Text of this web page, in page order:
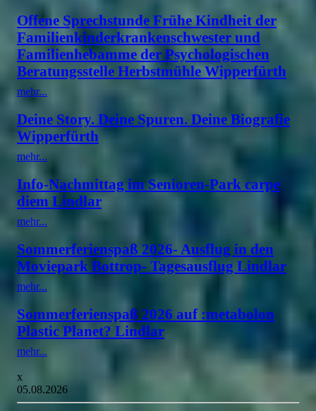
Offene Sprechstunde Frühe Kindheit der
Familienkinderkrankenschwester und
Familienhebamme der Psychologischen
Beratungsstelle Herbstmühle Wipperfürth
mehr...
Deine Story. Deine Spuren. Deine Biografie
Wipperfürth
mehr...
Info-Nachmittag im Senioren-Park carpe
diem Lindlar
mehr...
Sommerferienspaß 2026- Ausflug in den
Moviepark Bottrop- Tagesausflug Lindlar
mehr...
Sommerferienspaß 2026 auf :metabolon
Plastic Planet? Lindlar
mehr...
x
05.08.2026